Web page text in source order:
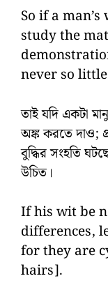
So if a
study the
never so
তাই যদি একটা
অঙ্ক করতে দাও;
বুদ্ধির সংহতি
উচিত।
If his wit be
differences,
for they are
hairs].